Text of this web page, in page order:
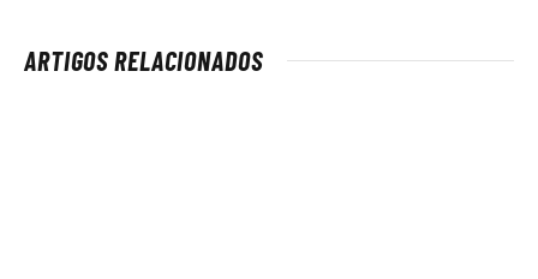
ARTIGOS RELACIONADOS